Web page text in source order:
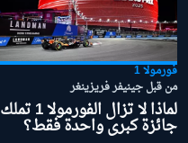
فورمولا 1
من قبل جينيفر فريزينغر
لماذا لا تزال الفورمولا 1 تملك
جائزة كبرى واحدة فقط؟